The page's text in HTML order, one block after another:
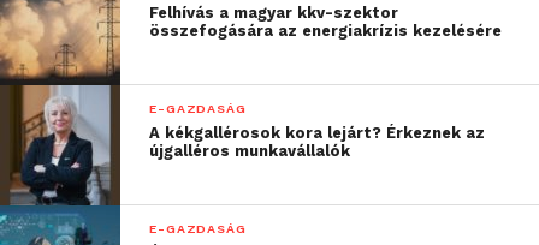
Többzónás tárolás, csendes
működés
Az intelligens életmódra tervezett Mijia Cross Door
Felhívás a magyar kkv-szektor
összefogására az energiakrízis kezelésére
E-GAZDASÁG
A kékgallérosok kora lejárt? Érkeznek az
újgalléros munkavállalók
E-GAZDASÁG